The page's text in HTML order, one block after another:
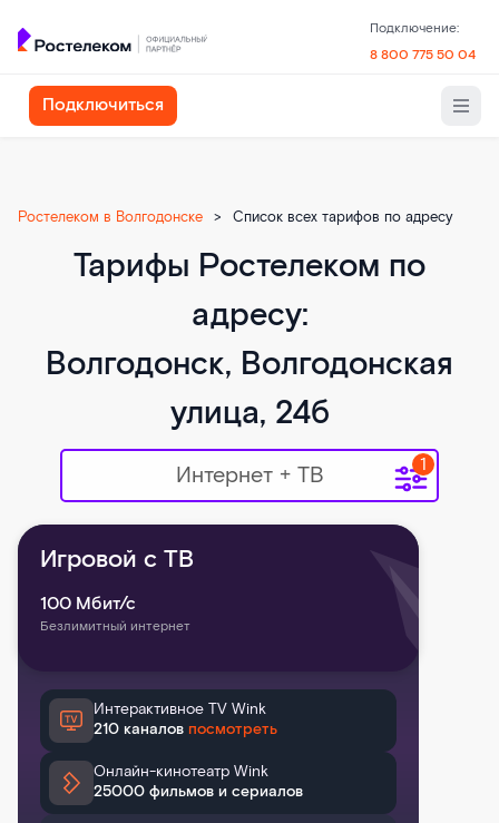
Подключение:
8 800 775 50 04
Подключиться
Ростелеком в Волгодонске > Список всех тарифов по адресу
Тарифы Ростелеком по
адресу:
Волгодонск, Волгодонская
улица, 24б
Интернет + ТВ
Игровой с ТВ
100 Мбит/с
Безлимитный интернет
Интерактивное TV Wink
210 каналов посмотреть
Онлайн-кинотеатр Wink
25000 фильмов и сериалов